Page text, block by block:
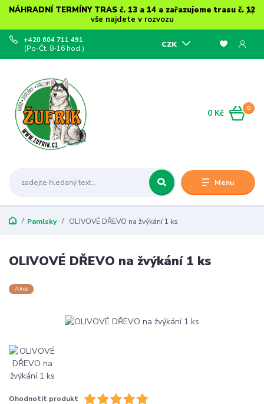
NÁHRADNÍ TERMÍNY TRAS č. 13 a 14 a zařazujeme trasu č. 12
vše najdete v rozvozu
Menu
CZK
+420 604 711 491
(Po-Čt, 8-16 hod.)
0
0 Kč
Pamlsky OLIVOVÉ DŘEVO na žvýkání 1 ks
OLIVOVÉ DŘEVO na žvýkání 1 ks
Akce
Ohodnotit produkt